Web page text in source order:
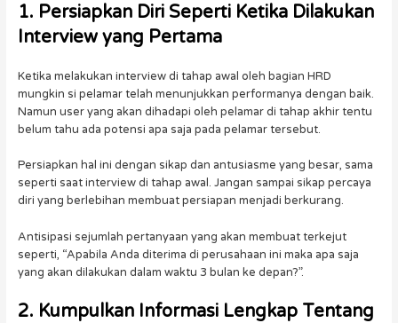
1. Persiapkan Diri Seperti Ketika Dilakukan
Interview yang Pertama
Ketika melakukan interview di tahap awal oleh bagian HRD
mungkin si pelamar telah menunjukkan performanya dengan baik.
Namun user yang akan dihadapi oleh pelamar di tahap akhir tentu
belum tahu ada potensi apa saja pada pelamar tersebut.
Persiapkan hal ini dengan sikap dan antusiasme yang besar, sama
seperti saat interview di tahap awal. Jangan sampai sikap percaya
diri yang berlebihan membuat persiapan menjadi berkurang.
Antisipasi sejumlah pertanyaan yang akan membuat terkejut
seperti, “Apabila Anda diterima di perusahaan ini maka apa saja
yang akan dilakukan dalam waktu 3 bulan ke depan?”.
2. Kumpulkan Informasi Lengkap Tentang